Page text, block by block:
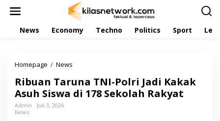
News Economy Techno Politics Sport
Homepage / News
b
u
a
Ribuan Taruna TNI-Polri Jadi Kakak
Asuh Siswa di 178 Sekolah Rakyat
Admin
Juli 3, 2026
News